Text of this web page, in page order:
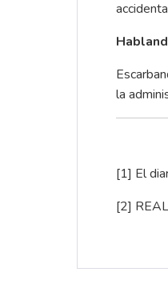
la
[1] El
[2]